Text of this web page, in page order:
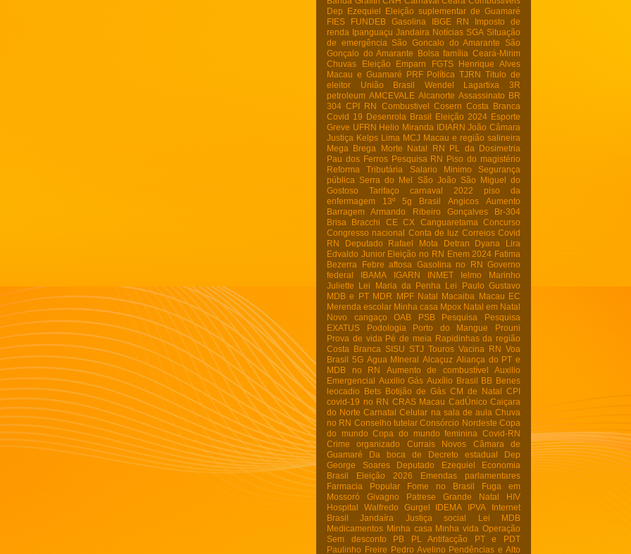
Dep Ezequiel
Eleição suplementar de Guamaré
FIES
FUNDEB Gasolina IBGE RN
Imposto de
renda Ipanguaçu Jandaira Notícias SGA Situação
de emergência
São Goncalo do Amarante
São
Gonçalo do Amarante
Bolsa família Ceará-Mirim
Chuvas
Eleição Emparn FGTS
Henrique Alves
Macau e Guamaré
PRF Política TJRN Titulo de
eleitor
União Brasil Wendel Lagartixa
3R
petroleum AMCEVALE Alcanorte Assassinato BR
304 CPI RN Combustivel Cosern Costa Branca
Covid 19 Desenrola Brasil Eleição 2024 Esporte
Greve UFRN Helio Miranda IDIARN João Câmara
Justiça Kelps Lima MCJ Macau e região salineira
Mega Brega
Morte Natal RN
PL da Dosimetria
Pau dos Ferros Pesquisa RN Piso do magistério
Reforma Tributária
Salario Minimo
Segurança
pública
Serra do Mel São João
São Miguel do
Gostoso
Tarifaço carnaval 2022
piso da
enfermagem
13º 5g Brasil Angicos
Aumento
Barragem Armando Ribeiro Gonçalves
Br-304
Brisa Bracchi
CE CX Canguaretama
Concurso
Congresso nacional Conta de luz Correios Covid
RN
Deputado Rafael Mota Detran
Dyana Lira
Edvaldo Junior Eleição no RN Enem 2024 Fatima
Bezerra
Febre aftosa Gasolina no RN Governo
federal
IBAMA IGARN INMET
Ielmo Marinho
Juliette
Lei Maria da Penha
Lei Paulo Gustavo
MDB e PT MDR MPF Natal Macaiba
Macau EC
Merenda escolar Minha casa Mpox Natal em Natal
Novo cangaço
OAB PSB Pesquisa
Pesquisa
EXATUS
Podologia Porto do Mangue
Prouni
Prova de vida Pé de meia Rapidinhas da região
Costa Branca
SISU STJ Touros Vacina RN Voa
Brasil 5G Agua MIneral Alcaçuz Aliança do PT e
MDB no RN
Aumento de combustível
Auxilio
Emergencial Auxilio Gás Auxílio Brasil BB Benes
leocadio
Bets Botijão de Gás CM de Natal CPI
covid-19 no RN CRAS Macau CadÚnico Caiçara
do Norte Carnatal Celular na sala de aula Chuva
no RN Conselho tutelar Consórcio Nordeste Copa
do mundo Copa do mundo feminina
Covid-RN
Crime organizado
Currais Novos
Câmara de
Guamaré
Da boca de Decreto estadual
Dep
George Soares
Deputado Ezequiel
Economia
Brasil
Eleição 2026
Emendas parlamentares
Farmacia Popular
Fome no Brasil
Fuga em
Mossoró
Givagno Patrese Grande Natal
HIV
Hospital Walfredo Gurgel
IDEMA IPVA
Internet
Brasil
Jandaíra Justiça social Lei
MDB
Medicamentos Minha casa Minha vida Operação
Sem desconto
PB PL Antifacção
PT e PDT
Paulinho Freire Pedro Avelino Pendências e Alto